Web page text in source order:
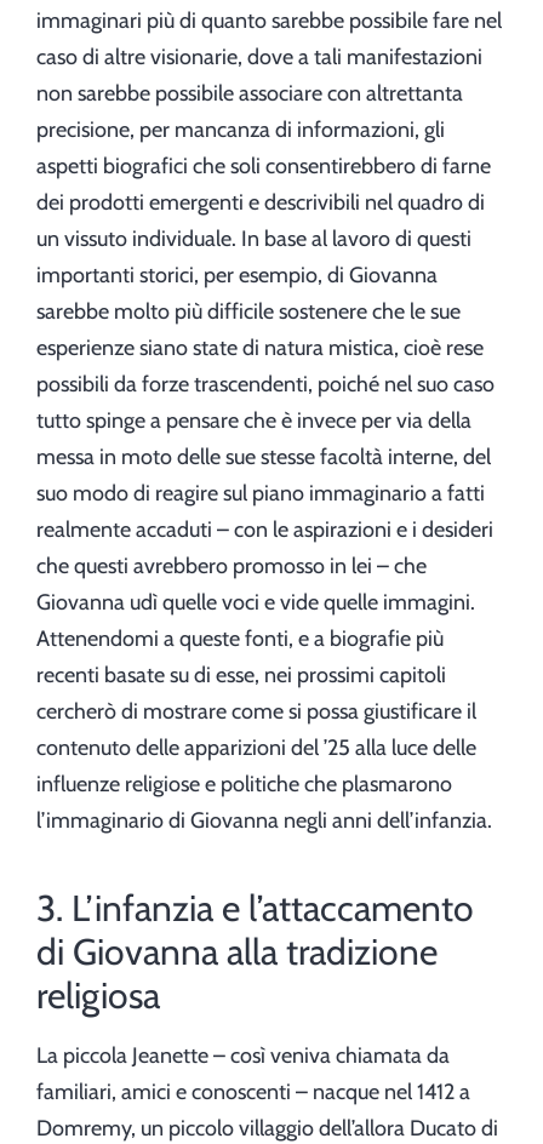
immaginari più di quanto sarebbe possibile fare nel
caso di altre visionarie, dove a tali manifestazioni
non sarebbe possibile associare con altrettanta
precisione, per mancanza di informazioni, gli
aspetti biografici che soli consentirebbero di farne
dei prodotti emergenti e descrivibili nel quadro di
un vissuto individuale. In base al lavoro di questi
importanti storici, per esempio, di Giovanna
sarebbe molto più difficile sostenere che le sue
esperienze siano state di natura mistica, cioè rese
possibili da forze trascendenti, poiché nel suo caso
tutto spinge a pensare che è invece per via della
messa in moto delle sue stesse facoltà interne, del
suo modo di reagire sul piano immaginario a fatti
realmente accaduti – con le aspirazioni e i desideri
che questi avrebbero promosso in lei – che
Giovanna udì quelle voci e vide quelle immagini.
Attenendomi a queste fonti, e a biografie più
recenti basate su di esse, nei prossimi capitoli
cercherò di mostrare come si possa giustificare il
contenuto delle apparizioni del ’25 alla luce delle
influenze religiose e politiche che plasmarono
l’immaginario di Giovanna negli anni dell’infanzia.
3. L’infanzia e l’attaccamento
di Giovanna alla tradizione
religiosa
La piccola Jeanette – così veniva chiamata da
familiari, amici e conoscenti – nacque nel 1412 a
Domremy, un piccolo villaggio dell’allora Ducato di